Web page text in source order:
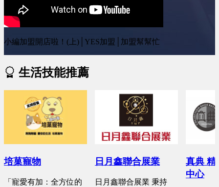
小編加盟開店啦！(上)│YES加盟│加盟幫幫忙
生活技能推薦
培菓寵物
「寵愛有加：全方位的
日月鑫聯合展業
日月鑫聯合展業 秉持
真典 精
中心